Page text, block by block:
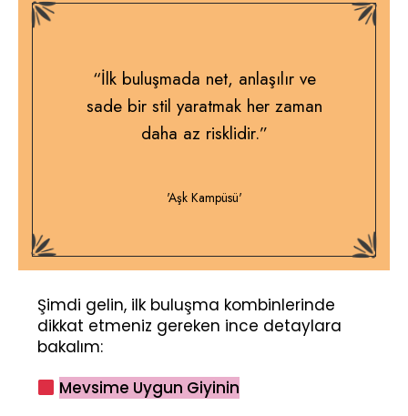
“İlk buluşmada net, anlaşılır ve
sade bir stil yaratmak her zaman
daha az risklidir.”
'Aşk Kampüsü'
Şimdi gelin, ilk buluşma kombinlerinde
dikkat etmeniz gereken ince detaylara
bakalım:
Mevsime Uygun Giyinin